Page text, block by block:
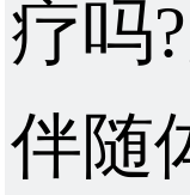
疗吗
伴随